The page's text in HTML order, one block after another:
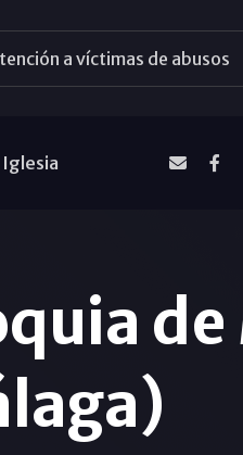
a víctimas de abusos
Iglesia